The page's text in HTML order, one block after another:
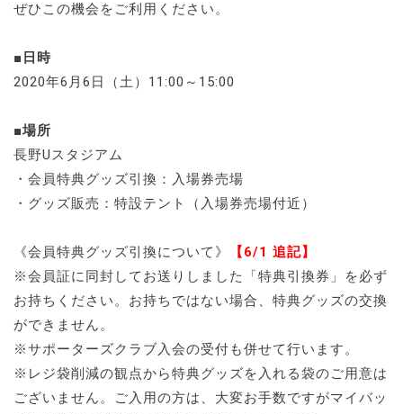
ぜひこの機会をご利用ください。
■日時
2020年6月6日（土）11:00～15:00
■場所
長野Uスタジアム
・会員特典グッズ引換：入場券売場
・グッズ販売：特設テント（入場券売場付近）
《会員特典グッズ引換について》
【6/1 追記】
※会員証に同封してお送りしました「特典引換券」を必ず
お持ちください。お持ちではない場合、特典グッズの交換
ができません。
※サポーターズクラブ入会の受付も併せて行います。
※レジ袋削減の観点から特典グッズを入れる袋のご用意は
ございません。ご入用の方は、大変お手数ですがマイバッ